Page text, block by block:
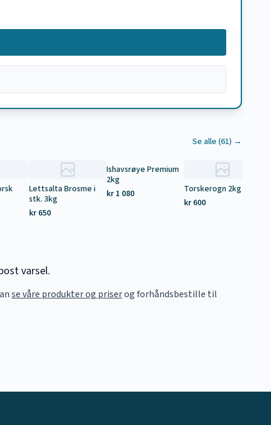
Se alle (61) →
Lettsalta Brosme i
stk. 3kg
kr 650
Ishavsrøye Premium
2kg
kr 1 080
Torskerogn 2kg
kr 600
varsel.
se våre produkter og priserog forhåndsbestille til